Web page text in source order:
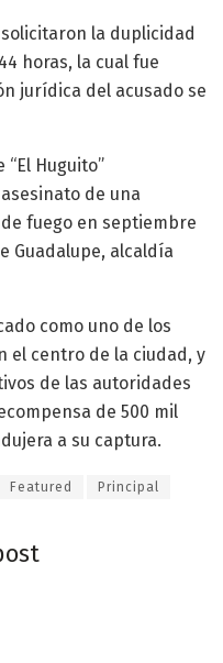
solicitaron la duplicidad
horas, la cual fue
jurídica del acusado se
Huguito”
de una
fuego en septiembre
Guadalupe, alcaldía
como uno de los
el centro de la ciudad, y
de las autoridades
de 500 mil
a su captura.
Featured Principal